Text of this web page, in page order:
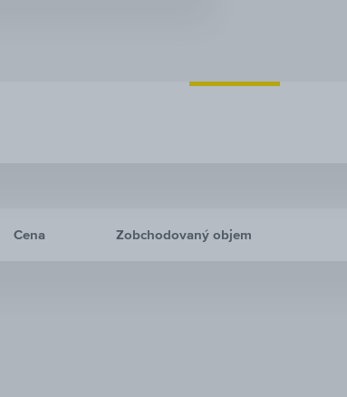
Cena Zobchodovaný objem